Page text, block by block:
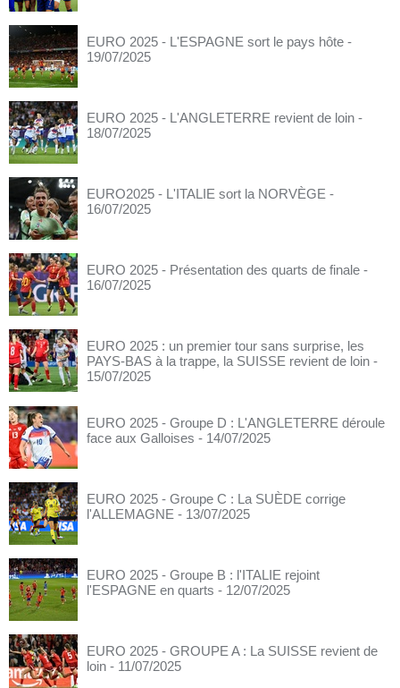
EURO 2025 - L'ESPAGNE sort le pays hôte -
19/07/2025
EURO 2025 - L'ANGLETERRE revient de loin -
18/07/2025
EURO2025 - L'ITALIE sort la NORVÈGE -
16/07/2025
EURO 2025 - Présentation des quarts de finale -
16/07/2025
EURO 2025 : un premier tour sans surprise, les
PAYS-BAS à la trappe, la SUISSE revient de loin -
15/07/2025
EURO 2025 - Groupe D : L'ANGLETERRE déroule
face aux Galloises - 14/07/2025
EURO 2025 - Groupe C : La SUÈDE corrige
l'ALLEMAGNE - 13/07/2025
EURO 2025 - Groupe B : l'ITALIE rejoint
l'ESPAGNE en quarts - 12/07/2025
EURO 2025 - GROUPE A : La SUISSE revient de
loin - 11/07/2025